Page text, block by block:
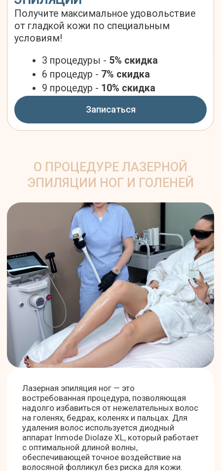
Лазерная эпиляция ног — это
востребованная процедура, позволяющая
надолго избавиться от нежелательных волос
на голенях, бедрах, коленях и пальцах. Для
волосяной фолликул без риска для кожи.
Суть метода заключается в том, что
лазерный луч, проходя через структуру
разрушает луковицу, предотвращая
повторный рост волоса без повреждения
окружающих тканей.
Часто волосы менее жёсткие, но
охват площади большой,
поэтому время работы
увеличивается.
Голени и колени
Зона с самой плотной и тёмной
Пальцы
Обрабатываются точечно, эта
зона требует ювелирной
точности лазерного луча.
ОСОБЕННОСТИ РАБОТЫ С РАЗНЫМИ
ЗОНАМИ